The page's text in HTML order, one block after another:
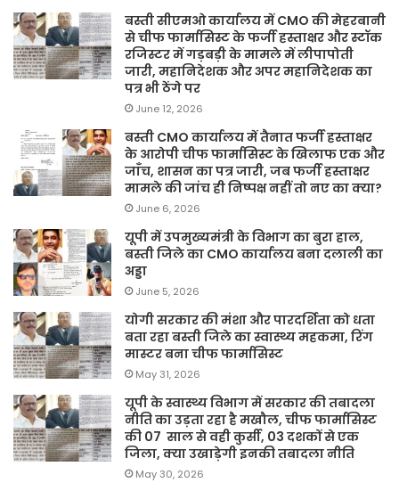
बस्ती सीएमओ कार्यालय में CMO की मेहरबानी
से चीफ फार्मासिस्ट के फर्जी हस्ताक्षर और स्टॉक
रजिस्टर में गड़बड़ी के मामले में लीपापोती
जारी, महानिदेशक और अपर महानिदेशक का
पत्र भी ठेंगे पर
June 12, 2026
बस्ती CMO कार्यालय में तैनात फर्जी हस्ताक्षर
के आरोपी चीफ फार्मासिस्ट के खिलाफ एक और
जाँच, शासन का पत्र जारी, जब फर्जी हस्ताक्षर
मामले की जांच ही निष्पक्ष नहीं तो नए का क्या?
June 6, 2026
यूपी में उपमुख्यमंत्री के विभाग का बुरा हाल,
बस्ती जिले का CMO कार्यालय बना दलाली का
अड्डा
June 5, 2026
योगी सरकार की मंशा और पारदर्शिता को धता
बता रहा बस्ती जिले का स्वास्थ्य महकमा, रिंग
मास्टर बना चीफ फार्मासिस्ट
May 31, 2026
यूपी के स्वास्थ्य विभाग में सरकार की तबादला
नीति का उड़ता रहा है मखौल, चीफ फार्मासिस्ट
की 07 साल से वही कुर्सी, 03 दशकों से एक
जिला, क्या उखाड़ेगी इनकी तबादला नीति
May 30, 2026